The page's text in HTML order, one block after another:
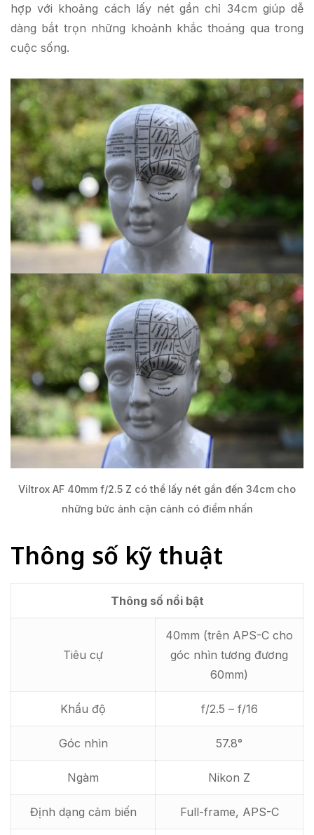
hợp với khoảng cách lấy nét gần chỉ 34cm giúp dễ
dàng bắt trọn những khoảnh khắc thoáng qua trong
cuộc sống.
Viltrox AF 40mm f/2.5 Z có thể lấy nét gần đến 34cm cho
những bức ảnh cận cảnh có điểm nhấn
Thông số kỹ thuật
Thông số nổi bật
Tiêu cự
40mm (trên APS-C cho
góc nhìn tương đương
60mm)
Khẩu độ f/2.5 – f/16
Góc nhìn 57.8°
Ngàm Nikon Z
Định dạng cảm biến Full-frame, APS-C